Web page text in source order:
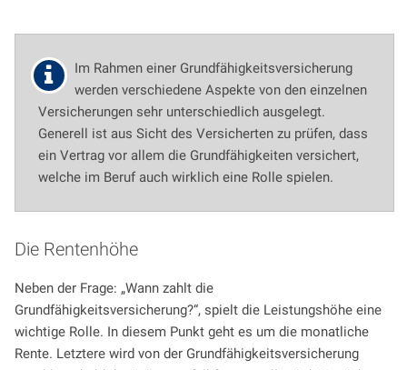
Im Rahmen einer Grundfähigkeitsversicherung
werden verschiedene Aspekte von den einzelnen
Versicherungen sehr unterschiedlich ausgelegt.
Generell ist aus Sicht des Versicherten zu prüfen, dass
ein Vertrag vor allem die Grundfähigkeiten versichert,
welche im Beruf auch wirklich eine Rolle spielen.
Die Rentenhöhe
Neben der Frage: „Wann zahlt die
Grundfähigkeitsversicherung?“, spielt die Leistungshöhe eine
wichtige Rolle. In diesem Punkt geht es um die monatliche
Rente. Letztere wird von der Grundfähigkeitsversicherung